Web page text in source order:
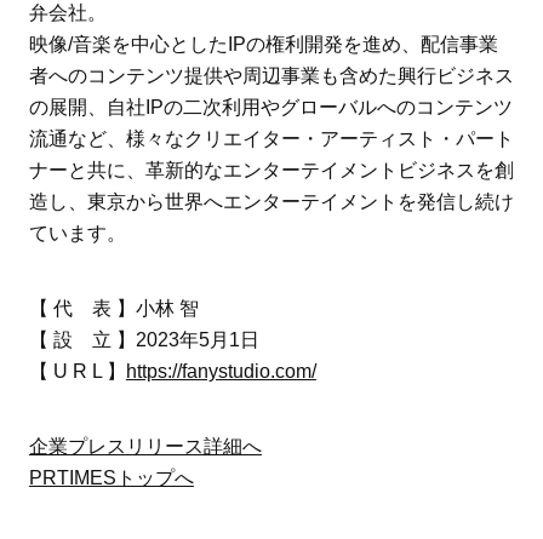
弁会社。
映像/音楽を中心としたIPの権利開発を進め、配信事業
者へのコンテンツ提供や周辺事業も含めた興行ビジネス
の展開、自社IPの二次利用やグローバルへのコンテンツ
流通など、様々なクリエイター・アーティスト・パート
ナーと共に、革新的なエンターテイメントビジネスを創
造し、東京から世界へエンターテイメントを発信し続け
ています。
【 代 表 】小林 智
【 設 立 】2023年5月1日
【 U R L 】
https://fanystudio.com/
企業プレスリリース詳細へ
PRTIMESトップへ